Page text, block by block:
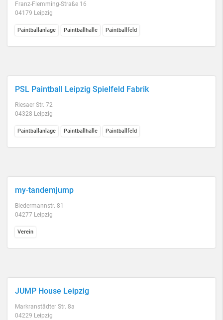
Franz-Flemming-Straße 16
04179 Leipzig
Paintballanlage Paintballhalle Paintballfeld
PSL Paintball Leipzig Spielfeld Fabrik
Riesaer Str. 72
04328 Leipzig
Paintballanlage Paintballhalle Paintballfeld
my-tandemjump
Biedermannstr. 81
04277 Leipzig
Verein
JUMP House Leipzig
Markranstädter Str. 8a
04229 Leipzig